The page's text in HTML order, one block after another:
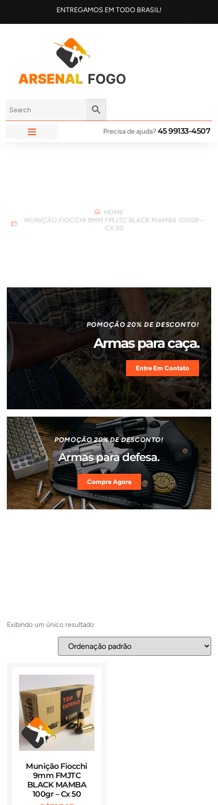
ENTREGAMOS EM TODO BRASIL!
Precisa de ajuda?45 99133-4507
HOME
MUNIÇÃO FIOCCHI 9MM FMJTC BLACK MAMBA 100GR –
CX 50
POMOÇÃO 20% DE DESCONTO!
Armas para caça.
Entre Em Contato
POMOÇÃO 20% DE DESCONTO!
Armas para defesa.
Compre Agora
Exibindo um único resultado
Munição Fiocchi
9mm FMJTC
BLACK MAMBA
100gr – Cx 50